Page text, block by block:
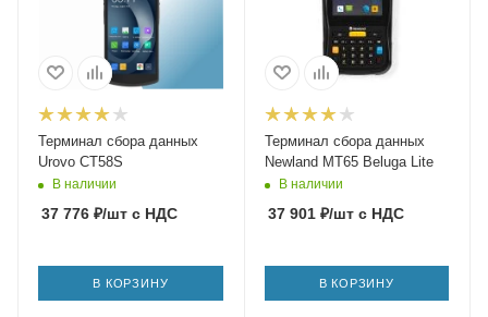
Терминал сбора данных
Urovo CT58S
В наличии
37 776 ₽/шт с НДС
В КОРЗИНУ
Терминал сбора данных
Newland MT65 Beluga Lite
В наличии
37 901₽/штс НДС
В КОРЗИНУ